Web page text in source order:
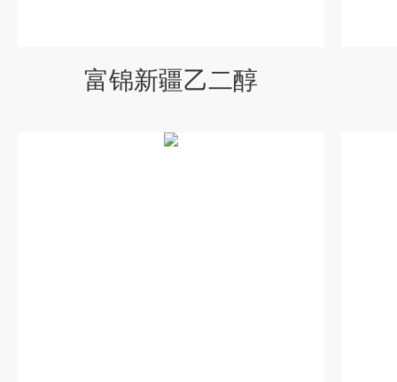
富锦新疆乙二醇